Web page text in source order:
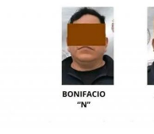
mojado y con menor
El vehículo
parte de las
mecánica del
responsabilidad por